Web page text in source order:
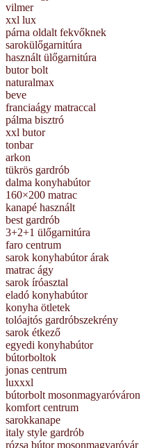
vilmer
xxl lux
párna oldalt fekvőknek
sarokülőgarnitúra
használt ülőgarnitúra
butor bolt
naturalmax
beve
franciaágy matraccal
pálma bisztró
xxl butor
tonbar
arkon
tükrös gardrób
dalma konyhabútor
160×200 matrac
kanapé használt
best gardrób
3+2+1 ülőgarnitúra
faro centrum
sarok konyhabútor árak
matrac ágy
sarok íróasztal
eladó konyhabútor
konyha ötletek
tolóajtós gardróbszekrény
sarok étkező
egyedi konyhabútor
bútorboltok
jonas centrum
luxxxl
bútorbolt mosonmagyaróváron
komfort centrum
sarokkanape
italy style gardrób
rózsa bútor mosonmagyaróvár